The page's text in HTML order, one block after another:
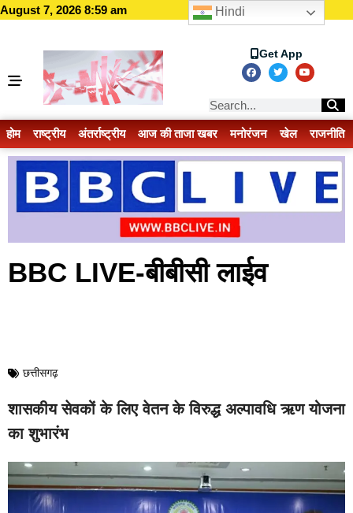
August 7, 2026 8:59 am
Get App
होम राष्ट्रीय अंतर्राष्ट्रीय आज की ताजा खबर मनोरंजन खेल राजनीति
BBC LIVE-बीबीसी लाईव
छत्तीसगढ़
शासकीय सेवकों के लिए वेतन के विरुद्ध अल्पावधि ऋण योजना
का शुभारंभ
Hindi